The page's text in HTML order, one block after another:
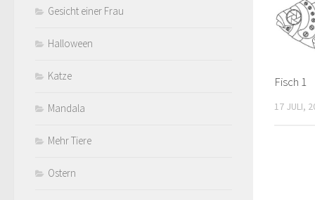
Fisch 1
17 JULI,
Gesicht einer Frau
Halloween
Katze
Mandala
Mehr Tiere
Ostern